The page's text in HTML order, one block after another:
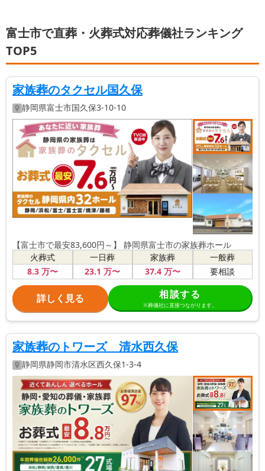
富士市で直葬・火葬式対応葬儀社ランキング
TOP5
家族葬のタクセル国久保
静岡県富士市国久保3-10-10
【富士市で最安83,600円～】 静岡県富士市の家族葬ホール
火葬式
8.3万〜
一日葬
23.1 万〜
家族葬
37.4万〜
一般葬
要相談
詳しく見る 相談する
※葬儀社に直接つながります。
家族葬のトワーズ 清水西久保
静岡県静岡市清水区西久保1-3-4